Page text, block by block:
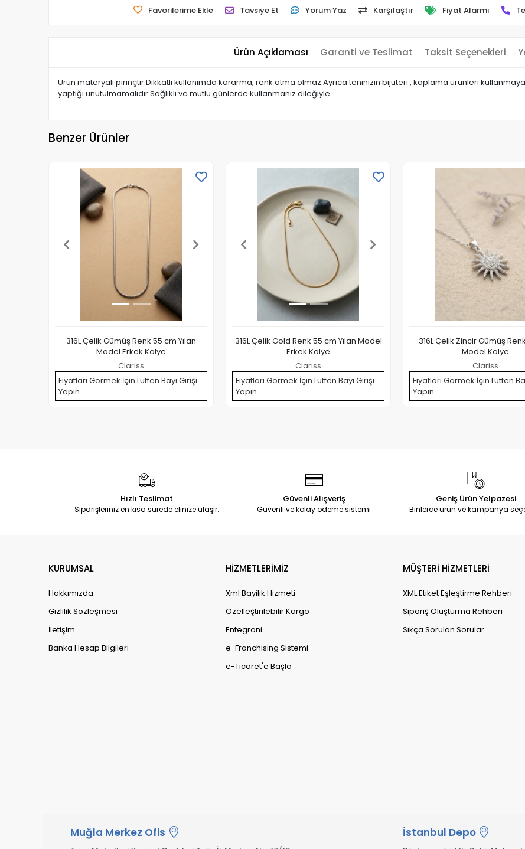
Favorilerime Ekle Tavsiye Et Yorum Yaz Karşılaştır Fiyat Alarmı
Ürün Açıklaması Garanti ve Teslimat Taksit Seçenekleri
Ürün materyali pirinçtir.Dikkatli kullanımda kararma, renk atma olmaz.Ayrıca teninizin bijuteri , kaplama ürünleri
yaptığı unutulmamalıdır.Sağlıklı ve mutlu günlerde kullanmanız dileğiyle…
Benzer Ürünler
316L Çelik Gümüş Renk 55 cm Yılan
Model Erkek Kolye
Clariss
Fiyatları Görmek İçin Lütfen Bayi Girişi
Yapın
316L Çelik Gold Renk 55 cm Yılan Model
Erkek Kolye
Clariss
Fiyatları Görmek İçin Lütfen Bayi Girişi
Yapın
316L Çelik Zincir Gümüş
Model Kolye
Clariss
Fiyatları Görmek İçin Lütfen
Yapın
Hızlı Teslimat
Siparişleriniz en kısa sürede elinize ulaşır.
Güvenli Alışveriş
Güvenli ve kolay ödeme sistemi
Geniş Ürün Yelpazesi
Binlerce ürün ve kampanya
KURUMSAL
Hakkımızda
Gizlilik Sözleşmesi
İletişim
Banka Hesap Bilgileri
HİZMETLERİMİZ
Xml Bayilik Hizmeti
Özelleştirilebilir Kargo
Entegroni
e-Franchising Sistemi
e-Ticaret'e Başla
MÜŞTERİ HİZMETLERİ
XML Etiket Eşleştirme Rehberi
Sipariş Oluşturma Rehberi
Sıkça Sorulan Sorular
Muğla Merkez Ofis İstanbul Depo